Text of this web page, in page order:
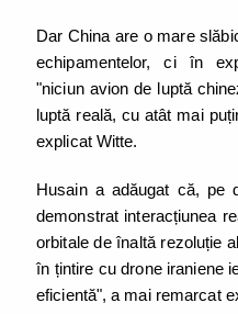
Dar China are o mare
echipamentelor, ci în
"niciun avion de luptă
luptă reală, cu atât mai
explicat Witte.
Husain a adăugat că, pe
demonstrat interacțiunea
orbitale de înaltă rezoluție
în țintire cu drone iraniene
eficientă", a mai remarcat